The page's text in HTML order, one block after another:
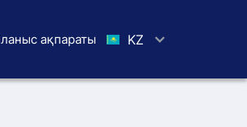
ақпараты KZ